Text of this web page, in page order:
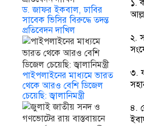
১.
২.
৩.
৪.
ড. জাফর ইকবাল, ঢাবির
সাবেক ভিসির বিরুদ্ধে তদন্ত
প্রতিবেদন দাখিল
পাইপলাইনের মাধ্যমে ভারত
থেকে আরও বেশি ডিজেল
চেয়েছি: জ্বালানিমন্ত্রী